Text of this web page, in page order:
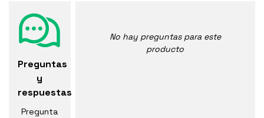
Preguntas
y
respuestas
Pregunta
No hay preguntas para este
producto